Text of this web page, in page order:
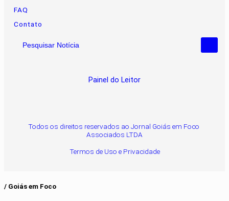
FAQ
Contato
Pesquisar Notícia
Painel do Leitor
Todos os direitos reservados ao Jornal Goiás em Foco
Associados LTDA
Termos de Uso e Privacidade
/ Goiás em Foco